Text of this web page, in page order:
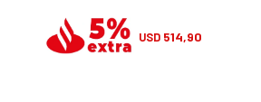
USD 514,90